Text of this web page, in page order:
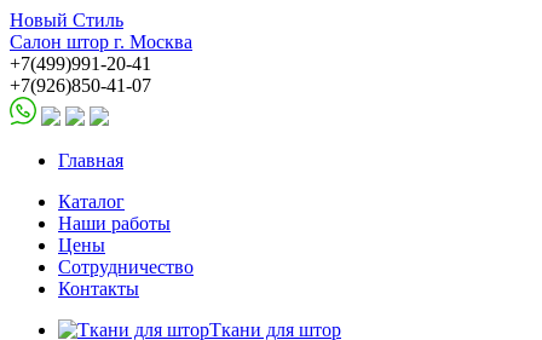
Новый Стиль
Салон штор г. Москва
+7(499)991-20-41
+7(926)850-41-07
Главная
Каталог
Наши работы
Цены
Сотрудничество
Контакты
Ткани для штор